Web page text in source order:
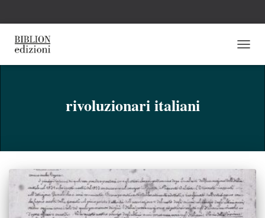
rivoluzionari italiani